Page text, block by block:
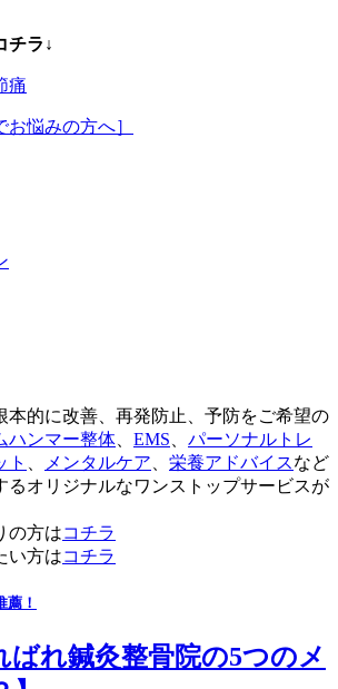
チラ↓
痛
お悩みの方へ］
本的に改善、再発防止、予防をご希望の
ハンマー整体 EMS
パーソナルトレ
ト メンタルケア 栄養アドバイスなど
るオリジナルなワンストップサービスが
の方はコチラ
い方はコチラ
薦！
ばれ鍼灸整骨院の5つのメ